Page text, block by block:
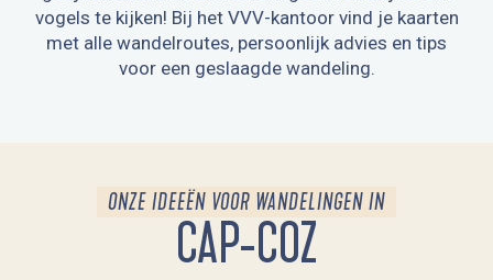
vogels te kijken! Bij het VVV-kantoor vind je kaarten
met alle wandelroutes, persoonlijk advies en tips
voor een geslaagde wandeling.
ONZE IDEEËN VOOR WANDELINGEN IN
CAP-COZ